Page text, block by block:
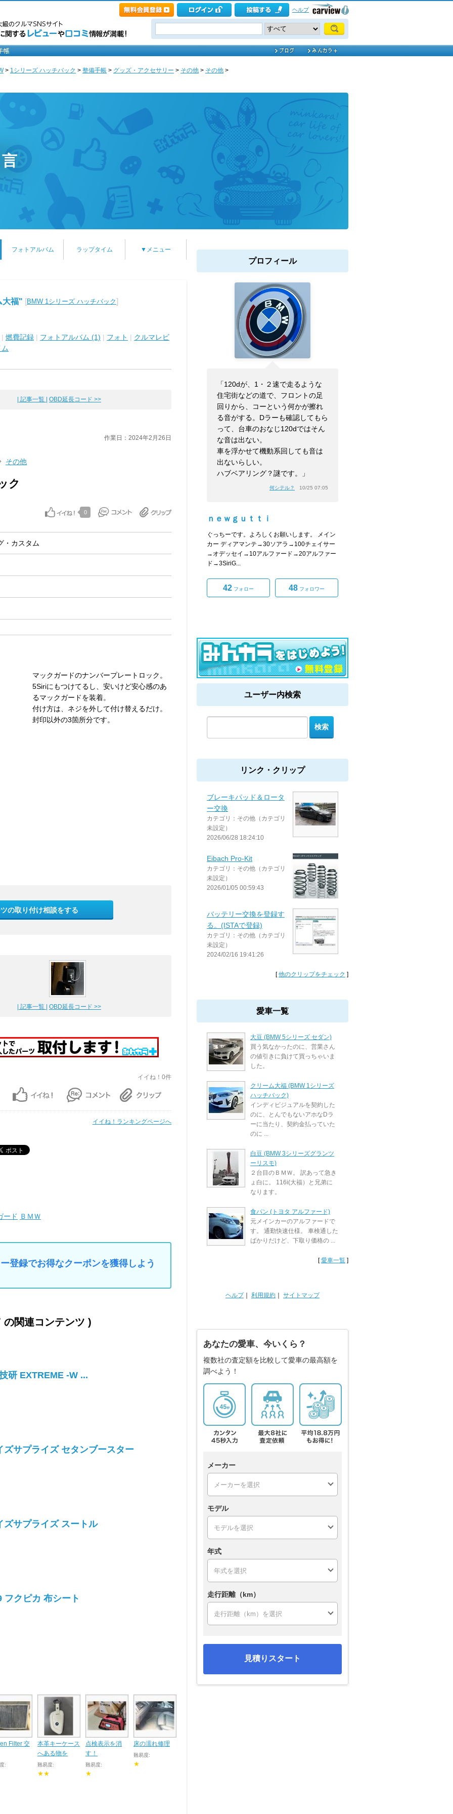
ヘルプ
> 1シリーズ ハッチバック > 整備手帳 > グッズ・アクセサリー > その他 > その他 >
フォトアルバム ラップタイム ▼メニュー
大福" [BMW 1シリーズ ハッチバック]
| 燃費記録 | フォトアルバム (1) | フォト | クルマレビ
| 記事一覧 | OBD延長コード >>
作業日：2024年2月26日
その他
ク
0
・カスタム
マックガードのナンバープレートロック。
5Siriにもつけてるし、安いけど安心感のあ
るマックガードを装着。
付け方は、ネジを外して付け替えるだけ。
封印以外の3箇所分です。
の取り付け相談をする
| 記事一覧 | OBD延長コード >>
イイね！0件
イイね！ランキングページへ
ード ＢＭＷ
登録でお得なクーポンを獲得しよう
の関連コンテンツ )
研 EXTREME -W ...
ズサプライズ セタンブースター
ズサプライズ スートル
フクピカ 布シート
Filter 交
:
本革キーケース
へある物を
難易度:
★★
点検表示を消
す！
難易度:
★
床の濡れ修理
難易度:
★
プロフィール
「120dが、1・２速で走るような
住宅街などの道で、フロントの足
回りから、コーという何かが擦れ
る音がする。Dラーも確認してもら
って、台車のおなじ120dではそん
な音は出ない。
車を浮かせて機動系回しても音は
出ないらしい。
ハブベアリング？謎です。」
何シテル？ 10/25 07:05
ｎｅｗｇｕｔｔｉ
ぐっちーです。よろしくお願いします。 メイン
カー ディアマンテ→30ソアラ→100チェイサー
→オデッセイ→10アルファード→20アルファー
ド→3SiriG...
42 フォロー 48 フォロワー
ユーザー内検索
リンク・クリップ
ブレーキパッド＆ロータ
ー交換
カテゴリ：その他（カテゴリ
未設定）
2026/06/28 18:24:10
Eibach Pro-Kit
カテゴリ：その他（カテゴリ
未設定）
2026/01/05 00:59:43
バッテリー交換を登録す
る。(ISTAで登録)
カテゴリ：その他（カテゴリ
未設定）
2024/02/16 19:41:26
[他のクリップをチェック ]
愛車一覧
大豆 (BMW 5シリーズ セダン)
買う気なかったのに、営業さん
の値引きに負けて買っちゃいま
した。
クリーム大福 (BMW 1シリーズ
ハッチバック)
インディビジュアルを契約した
のに、とんでもないアホなDラ
ーに当たり、契約金払っていた
のに ...
白豆 (BMW 3シリーズグランツ
ーリスモ)
２台目のＢＭＷ。 訳あって急き
ょ白に。 116i(大福）と兄弟に
なります。
食パン (トヨタ アルファード)
元メインカーのアルファードで
す。 通勤快速仕様。 車検通した
ばかりだけど、下取り価格の ...
[愛車一覧 ]
ヘルプ｜ 利用規約 サイトマップ
あなたの愛車、今いくら？
複数社の査定額を比較して愛車の最高額を
調べよう！
メーカー
モデル
年式
走行距離（km）
見積りスタート